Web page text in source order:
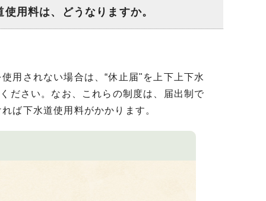
用料は、どうなりますか。
用されない場合は、“休止届"を上下上下水
ださい。なお、これらの制度は、届出制で
ば下水道使用料がかかります。